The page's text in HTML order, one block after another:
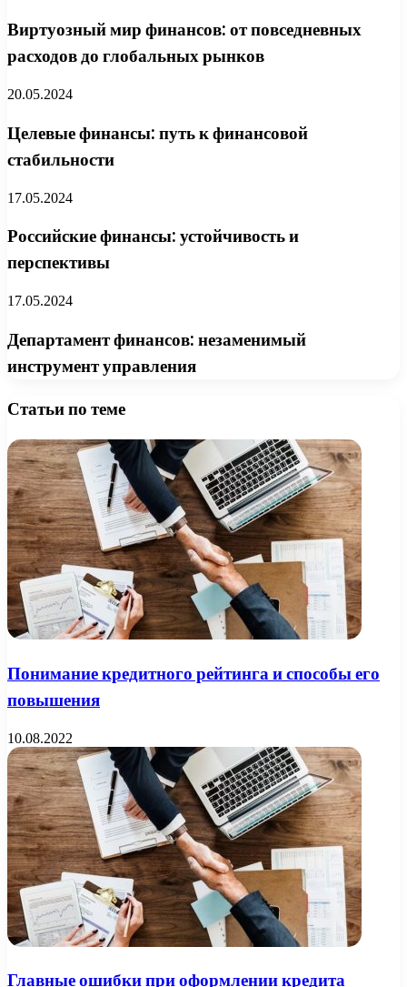
Виртуозный мир финансов: от повседневных
расходов до глобальных рынков
20.05.2024
Целевые финансы: путь к финансовой
стабильности
17.05.2024
Российские финансы: устойчивость и
перспективы
17.05.2024
Департамент финансов: незаменимый
инструмент управления
Статьи по теме
Понимание кредитного рейтинга и способы его
повышения
10.08.2022
Главные ошибки при оформлении кредита